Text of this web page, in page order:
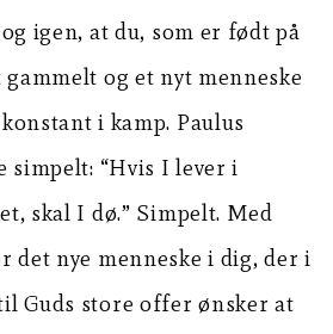
igen, at du, som er født på
gammelt og et nyt menneske
i kamp. Paulus
simpelt: “Hvis I lever i
skal I dø.” Simpelt. Med
det nye menneske i dig, der i
Guds store offer ønsker at